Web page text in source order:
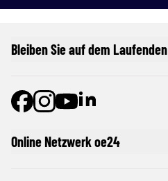
Online Netzwerk oe24
Bleiben Sie auf dem Laufenden